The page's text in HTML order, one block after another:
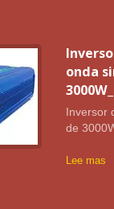
onda
Inversor
de
Lee mas